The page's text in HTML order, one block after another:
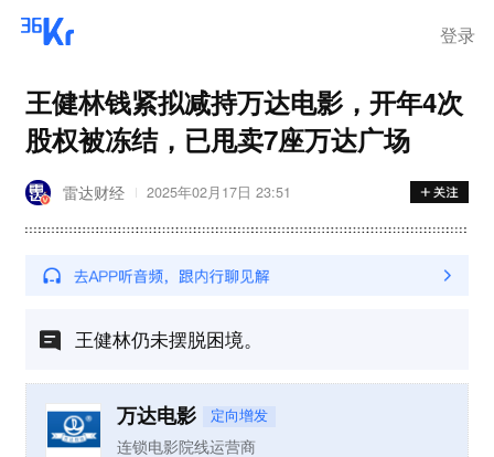
登录
王健林钱紧拟减持万达电影，开年4次
股权被冻结，已甩卖7座万达广场
雷达财经 2025年02月17日 23:51
王健林仍未摆脱困境。
万达电影 定向增发
连锁电影院线运营商